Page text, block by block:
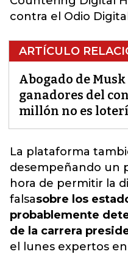
contra el Odio
ARTÍCULO
Abogado de
ganadores del
millón no es
La plataforma
desempeñando un
hora de permitir la
falsasobre los
probablemente
de la carrera
el lunes expertos